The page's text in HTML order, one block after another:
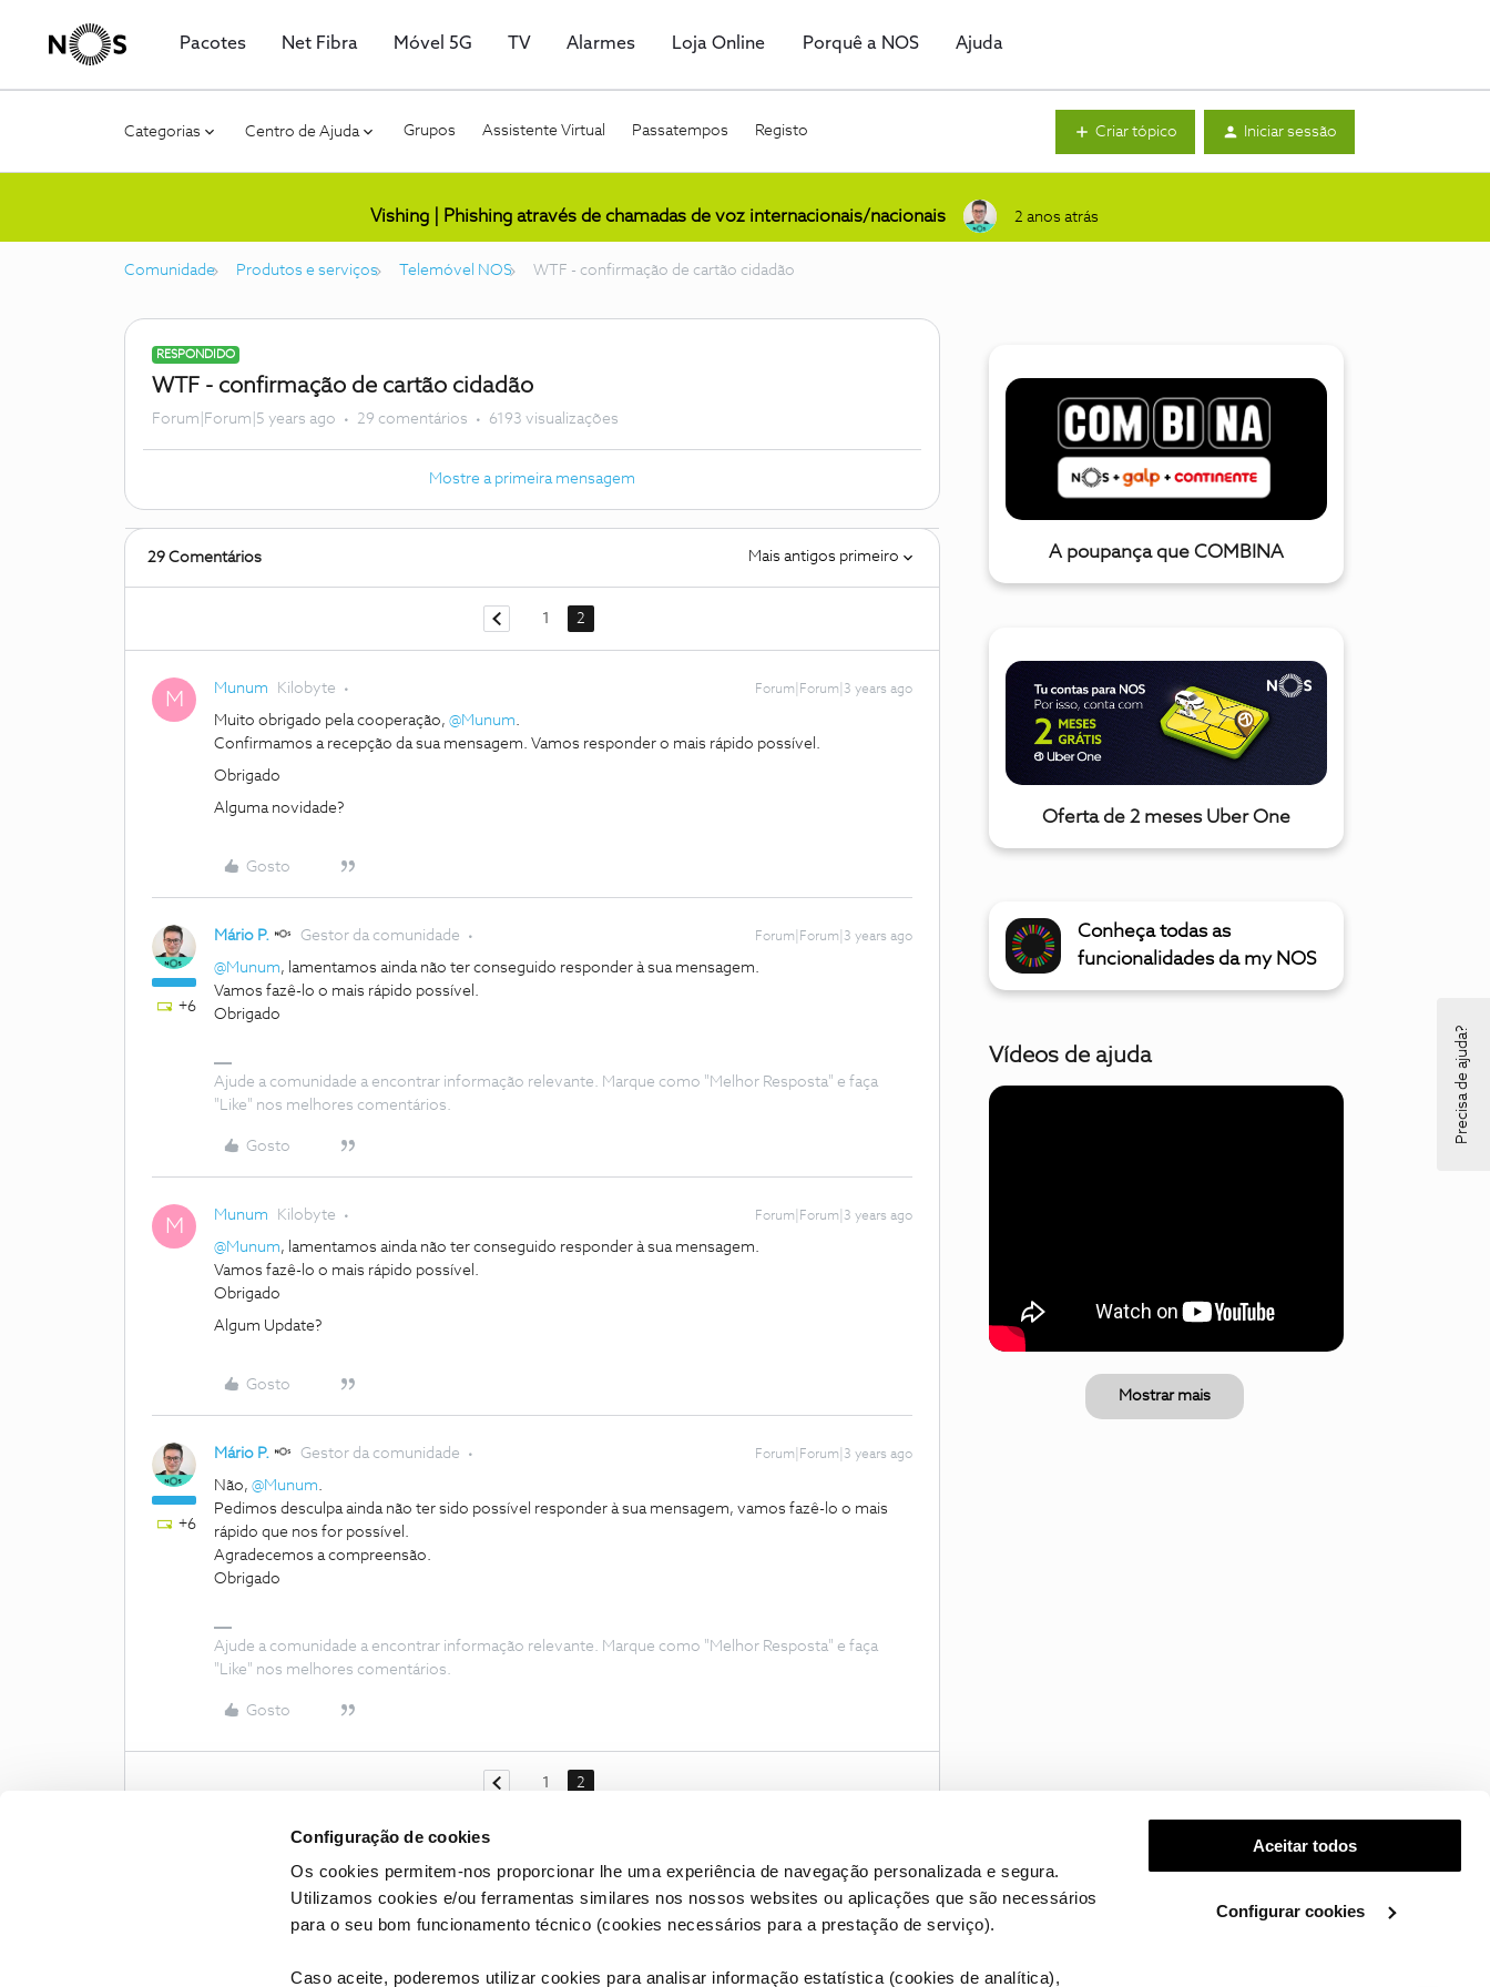
Configuração de cookies
Os cookies permitem-nos proporcionar lhe uma experiência de navegação personalizada e segura.
Utilizamos cookies e/ou ferramentas similares nos nossos websites ou aplicações que são necessários
para o seu bom funcionamento técnico (cookies necessários para a prestação de serviço).
Caso aceite, poderemos utilizar cookies para analisar informação estatística (cookies de analítica),
Aceitar todos
Configurar cookies
Pacotes Net Fibra Móvel 5G TV Alarmes Loja Online Porquê a NOS Ajuda
Categorias Centro de Ajuda Grupos Assistente Virtual Passatempos Registo Criar tópico Iniciar sessão
Vishing | Phishing através de chamadas de voz internacionais/nacionais 2 anos atrás
Comunidade Produtos e serviços Telemóvel NOS WTF - confirmação de cartão cidadão
RESPONDIDO
WTF - confirmação de cartão cidadão
Forum|Forum|5 years ago 29 comentários 6193 visualizações
Mostre a primeira mensagem
29 Comentários Mais antigos primeiro
1 2
M Munum Kilobyte Forum|Forum|3 years ago
Muito obrigado pela cooperação, @Munum.
Confirmamos a recepção da sua mensagem. Vamos responder o mais rápido possível.
Obrigado
Alguma novidade?
Gosto
+6
Mário P. Gestor da comunidade Forum|Forum|3 years ago
@Munum, lamentamos ainda não ter conseguido responder à sua mensagem.
Vamos fazê-lo o mais rápido possível.
Obrigado
Ajude a comunidade a encontrar informação relevante. Marque como "Melhor Resposta" e faça
"Like" nos melhores comentários.
Gosto
M Munum Kilobyte Forum|Forum|3 years ago
@Munum, lamentamos ainda não ter conseguido responder à sua mensagem.
Vamos fazê-lo o mais rápido possível.
Obrigado
Algum Update?
Gosto
+6
Mário P. Gestor da comunidade Forum|Forum|3 years ago
Não, @Munum.
Pedimos desculpa ainda não ter sido possível responder à sua mensagem, vamos fazê-lo o mais
rápido que nos for possível.
Agradecemos a compreensão.
Obrigado
Ajude a comunidade a encontrar informação relevante. Marque como "Melhor Resposta" e faça
"Like" nos melhores comentários.
Gosto
1 2
A poupança que COMBINA
Oferta de 2 meses Uber One
Conheça todas as
funcionalidades da my NOS
Vídeos de ajuda
Mostrar mais
Precisa de ajuda?